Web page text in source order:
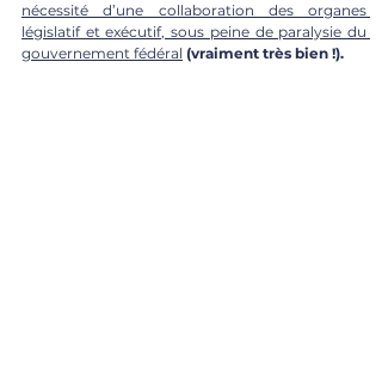
nécessité d’une collaboration des organes
législatif et exécutif, sous peine de paralysie du
gouvernement fédéral (vraiment très bien !).